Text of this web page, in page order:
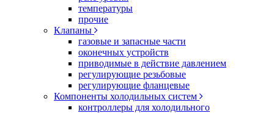
температуры
прочие
Клапаны
газовые и запасные части
оконечных устройств
приводимые в действие давлением
регулирующие резьбовые
регулирующие фланцевые
Компоненты холодильных систем
контроллеры для холодильного